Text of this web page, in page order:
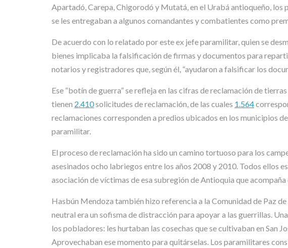
Apartadó, Carepa, Chigorodó y Mutatá, en el Urabá antioqueño,
se les entregaban a algunos comandantes y combatientes como
De acuerdo con lo relatado por este ex jefe paramilitar, quien se
bienes implicaba la falsificación de firmas y documentos para
notarios y registradores que, según él, “ayudaron a falsificar los
Ese “botín de guerra” se refleja en las cifras de reclamación de
tienen 2.410solicitudes de reclamación, de las cuales 1.564
reclamaciones corresponden a predios ubicados en los municipios
paramilitar.
El proceso de reclamación ha sido un camino tortuoso para los
asesinados ocho labriegos entre los años 2008 y 2010. Todos ellos
asociación de víctimas de esa subregión de Antioquia que
Hasbún Mendoza también hizo referencia a la Comunidad de Paz
neutral era un sofisma de distracción para apoyar a las guerrillas.
los pobladores: les hurtaban las cosechas que se cultivaban en San
Aprovechaban ese momento para quitárselas. Los paramilitares